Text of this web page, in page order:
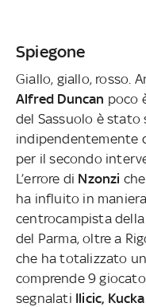
Spiegone
Giallo, giallo, rosso.
Alfred Duncan poco
del Sassuolo è
indipendentemente
per il secondo
L’errore di Nzonzi
ha influito in
centrocampista
del Parma, oltre a
che ha totalizzato un
comprende 9
segnalati Ilicic,